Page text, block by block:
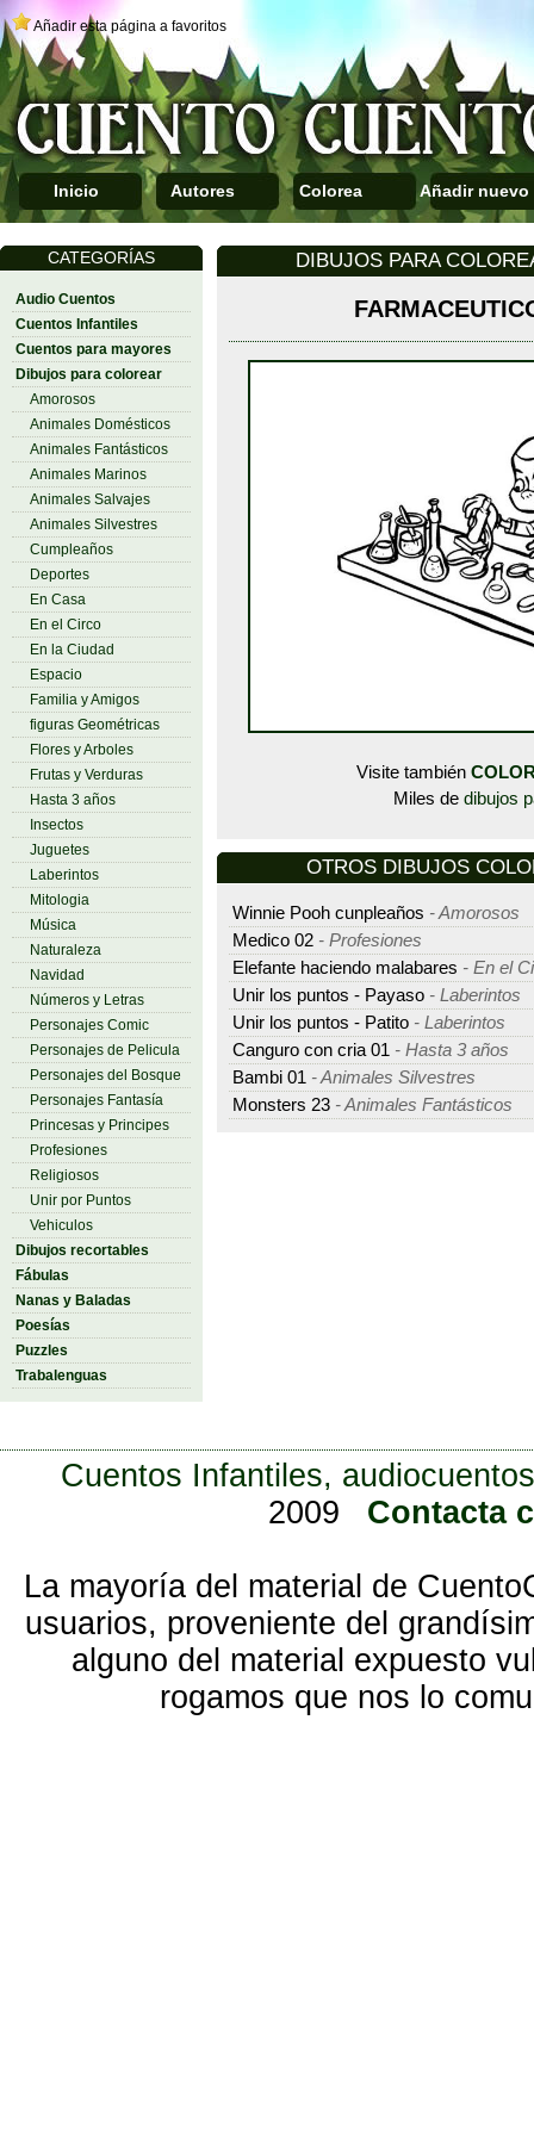
Añadir esta página a favoritos
Inicio Autores Colorea Añadir nuevo
CATEGORÍAS
Audio Cuentos
Cuentos Infantiles
Cuentos para mayores
Dibujos para colorear
Amorosos
Animales Domésticos
Animales Fantásticos
Animales Marinos
Animales Salvajes
Animales Silvestres
Cumpleaños
Deportes
En Casa
En el Circo
En la Ciudad
Espacio
Familia y Amigos
figuras Geométricas
Flores y Arboles
Frutas y Verduras
Hasta 3 años
Insectos
Juguetes
Laberintos
Mitologia
Música
Naturaleza
Navidad
Números y Letras
Personajes Comic
Personajes de Pelicula
Personajes del Bosque
Personajes Fantasía
Princesas y Principes
Profesiones
Religiosos
Unir por Puntos
Vehiculos
Dibujos recortables
Fábulas
Nanas y Baladas
Poesías
Puzzles
Trabalenguas
DIBUJOS PARA
Visite también
Miles de dibujos
OTROS DIBUJOS
Winnie Pooh cunpleaños - Amorosos
Medico 02 - Profesiones
Elefante haciendo malabares - En el
Unir los puntos - Payaso - Laberintos
Unir los puntos - Patito - Laberintos
Canguro con cria 01 - Hasta 3 años
Bambi 01 - Animales Silvestres
Monsters 23 - Animales Fantásticos
Cuentos Infantiles,
2009
Contacta
La mayoría del material de
usuarios, proveniente del
alguno del material expuesto
rogamos que nos lo